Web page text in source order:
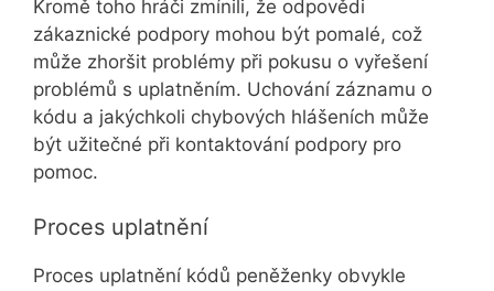
Kromě toho hráči zmínili, že odpovědi
zákaznické podpory mohou být pomalé, což
může zhoršit problémy při pokusu o vyřešení
problémů s uplatněním. Uchování záznamu o
kódu a jakýchkoli chybových hlášeních může
být užitečné při kontaktování podpory pro
pomoc.
Proces uplatnění
Proces uplatnění kódů peněženky obvykle